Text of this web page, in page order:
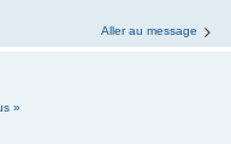
Aller au message
»